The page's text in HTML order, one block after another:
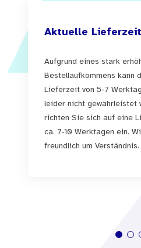
Aktuelle
Aufgrund eines stark
Bestellaufkommens kann
Lieferzeit von 5-7
leider nicht gewährleistet
richten Sie sich auf eine
ca. 7-10 Werktagen ein.
freundlich um Verständnis.